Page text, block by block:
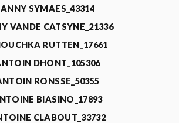
ANNY SYMAES_43314
VANDE CATSYNE_21336
RUTTEN_17661
DHONT_105306
RONSSE_50355
BIASINO_17893
CLABOUT_33732